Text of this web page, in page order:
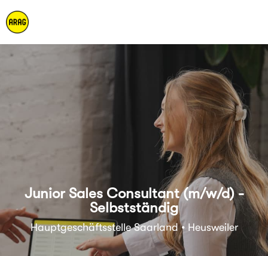
Junior Sales Consultant (m/w/d) -
Selbstständig
Hauptgeschäftsstelle Saarland • Heusweiler